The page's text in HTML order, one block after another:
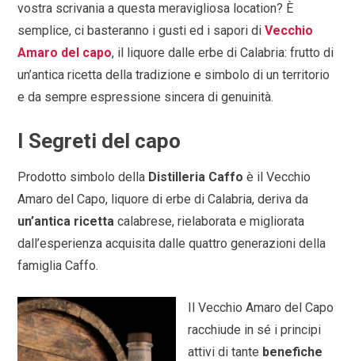
vostra scrivania a questa meravigliosa location? È
semplice, ci basteranno i gusti ed i sapori diVecchio
Amaro del capo, il liquore dalle erbe di Calabria: frutto di
un’antica ricetta della tradizione e simbolo di un territorio
e da sempre espressione sincera di genuinità.
I Segreti del capo
Prodotto simbolo della Distilleria Caffo è il Vecchio
Amaro del Capo, liquore di erbe di Calabria, deriva da
un’antica ricetta calabrese, rielaborata e migliorata
dall’esperienza acquisita dalle quattro generazioni della
famiglia Caffo.
Il Vecchio Amaro del Capo
racchiude in sé i principi
attivi di tante benefiche